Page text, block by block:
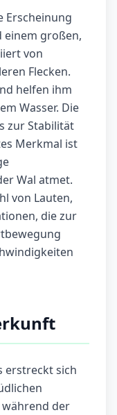
Erscheinung
einem großen,
von
Flecken.
helfen ihm
Wasser. Die
zur Stabilität
Merkmal ist
Wal atmet.
von Lauten,
die zur
erstreckt sich
während der